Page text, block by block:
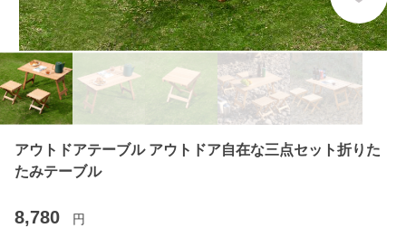
アウトドアテーブル アウトドア自在な三点セット折りた
たみテーブル
8,780 円